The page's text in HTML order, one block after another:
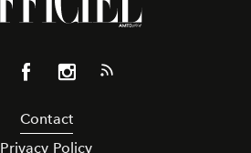
Contact
Privacy Policy